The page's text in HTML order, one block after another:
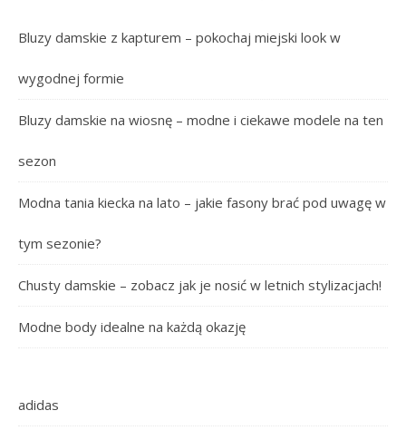
Bluzy damskie z kapturem – pokochaj miejski look w
wygodnej formie
Bluzy damskie na wiosnę – modne i ciekawe modele na ten
sezon
Modna tania kiecka na lato – jakie fasony brać pod uwagę w
tym sezonie?
Chusty damskie – zobacz jak je nosić w letnich stylizacjach!
Modne body idealne na każdą okazję
adidas